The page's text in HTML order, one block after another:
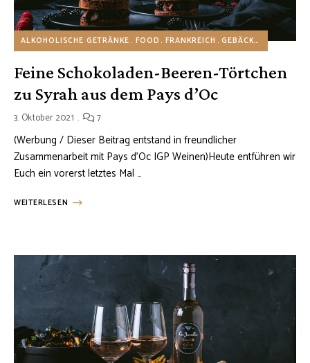
ALKOHOLISCHE GETRÄNKE FOOD FRANKREICH GEBÄCK GETRÄNKE
Feine Schokoladen-Beeren-Törtchen
zu Syrah aus dem Pays d’Oc
3. Oktober 2021 7
(Werbung / Dieser Beitrag entstand in freundlicher
Zusammenarbeit mit Pays d’Oc IGP Weinen)Heute entführen wir
Euch ein vorerst letztes Mal …
WEITERLESEN